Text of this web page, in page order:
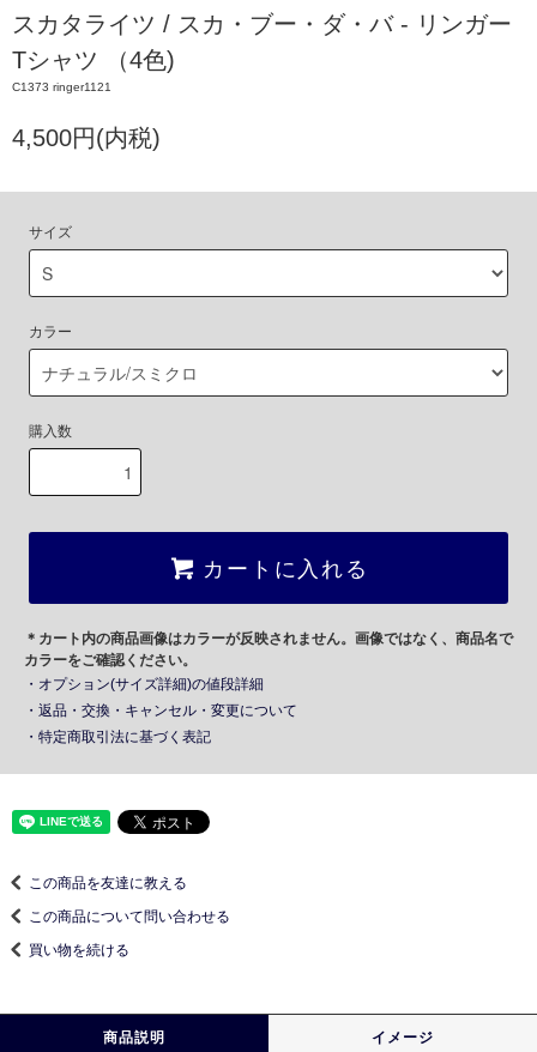
スカタライツ / スカ・ブー・ダ・バ - リンガー
Tシャツ （4色)
C1373 ringer1121
4,500円(内税)
サイズ
カラー
購入数
カートに入れる
＊カート内の商品画像はカラーが反映されません。画像ではなく、商品名で
カラーをご確認ください。
・オプション(サイズ詳細)の値段詳細
・返品・交換・キャンセル・変更について
・特定商取引法に基づく表記
この商品を友達に教える
この商品について問い合わせる
買い物を続ける
商品説明 イメージ